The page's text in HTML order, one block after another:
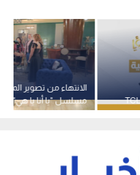
الانتهاء من تصوير
مسلسل "يا أنا يا هي"